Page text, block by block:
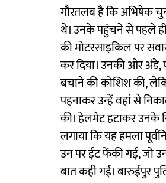
गौरतलब है कि अभिषेक
थे। उनके पहुंचने से पहले
की मोटरसाइकिल पर
कर दिया। उनकी ओर
बचाने की कोशिश की,
पहनाकर उन्हें वहां से
की। हेलमेट हटाकर उनके
लगाया कि यह हमला
उन पर ईंट फेंकी गई, जो
बात कही गई। बारुईपुर